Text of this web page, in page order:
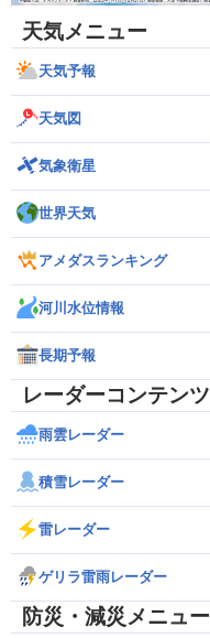
天気メニュー
天気予報
天気図
気象衛星
世界天気
アメダスランキング
河川水位情報
長期予報
レーダーコンテンツ
雨雲レーダー
積雪レーダー
雷レーダー
ゲリラ雷雨レーダー
防災・減災メニュー